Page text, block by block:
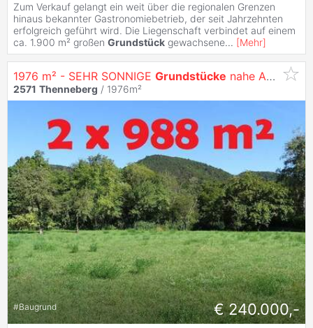
Zum Verkauf gelangt ein weit über die regionalen Grenzen
hinaus bekannter Gastronomiebetrieb, der seit Jahrzehnten
erfolgreich geführt wird. Die Liegenschaft verbindet auf einem
ca. 1.900 m² großen Grundstück gewachsene... [Mehr]
1976 m² - SEHR SONNIGE Grundstücke nahe ALLAND!
2571 Thenneberg / 1976m²
#Baugrund € 240.000,-